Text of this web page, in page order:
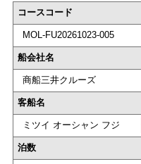
コースコード
MOL-FU20261023-005
船会社名
商船三井クルーズ
客船名
ミツイ オーシャン フジ
泊数